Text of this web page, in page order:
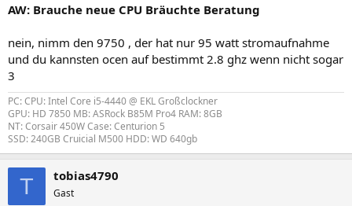
AW: Brauche neue CPU Bräuchte Beratung
nein, nimm den 9750 , der hat nur 95 watt stromaufnahme
und du kannsten ocen auf bestimmt 2.8 ghz wenn nicht sogar
3
PC: CPU: Intel Core i5-4440 @ EKL Großclockner
GPU: HD 7850 MB: ASRock B85M Pro4 RAM: 8GB
NT: Corsair 450W Case: Centurion 5
SSD: 240GB Cruicial M500 HDD: WD 640gb
T tobias4790
Gast